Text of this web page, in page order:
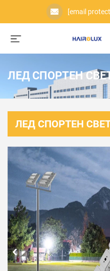
[email
ЛЕД СПОРТЕН
ЛЕД СПОРТЕН